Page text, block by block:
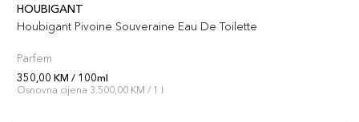
HOUBIGANT
Houbigant Pivoine Souveraine Eau De Toilette
Parfem
350,00 KM / 100ml
Osnovna cijena 3.500,00 KM / 1 l